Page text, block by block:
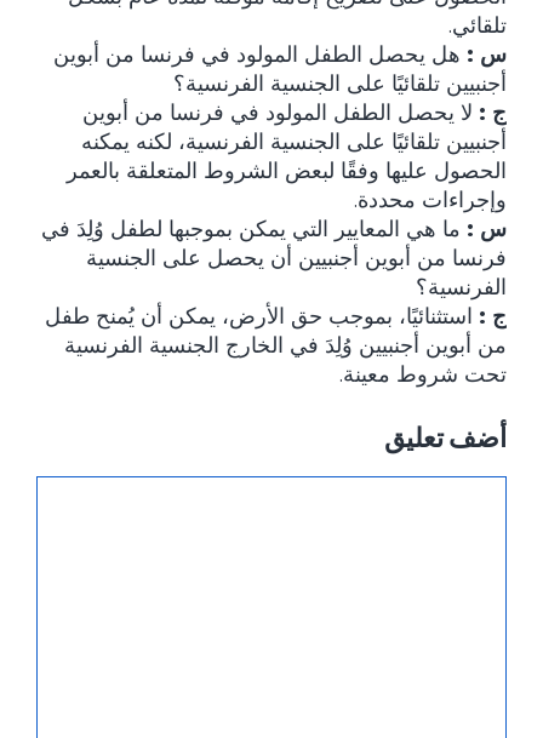
تلقائي.
س : هل يحصل الطفل المولود في فرنسا من أبوين
أجنبيين تلقائيًا على الجنسية الفرنسية؟
ج : لا يحصل الطفل المولود في فرنسا من أبوين
أجنبيين تلقائيًا على الجنسية الفرنسية، لكنه يمكنه
الحصول عليها وفقًا لبعض الشروط المتعلقة بالعمر
وإجراءات محددة.
س : ما هي المعايير التي يمكن بموجبها لطفل وُلِدَ في
فرنسا من أبوين أجنبيين أن يحصل على الجنسية
الفرنسية؟
ج : استثنائيًا، بموجب حق الأرض، يمكن أن يُمنح طفل
من أبوين أجنبيين وُلِدَ في الخارج الجنسية الفرنسية
تحت شروط معينة.
أضف تعليق